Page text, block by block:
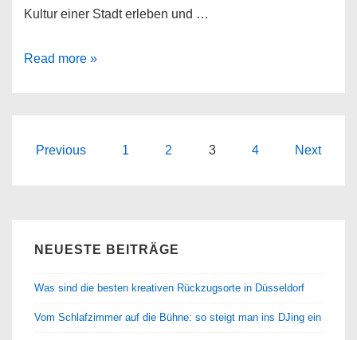
Kultur einer Stadt erleben und …
Urbanes
Art
Städte
bunter
Read more »
Seitennummerierung
Previous 1 2 3 4 Next
NEUESTE BEITRÄGE
Was sind die besten kreativen Rückzugsorte in Düsseldorf
Vom Schlafzimmer auf die Bühne: so steigt man ins DJing ein